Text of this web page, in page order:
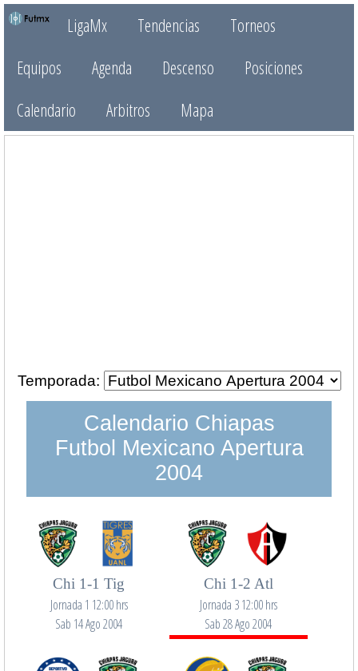
LigaMx Tendencias
Torneos
Equipos
Agenda Descenso
Posiciones
Calendario
Arbitros Mapa
Temporada:
Calendario Chiapas
Futbol Mexicano Apertura
2004
Chi 1-1 Tig
Jornada 1 12:00 hrs
Sab 14 Ago 2004
Chi 1-2 Atl
Jornada 3 12:00 hrs
Sab 28 Ago 2004